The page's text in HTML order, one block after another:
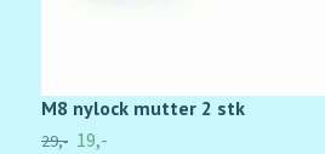
M8 nylock mutter 2 stk
29,- 19,-